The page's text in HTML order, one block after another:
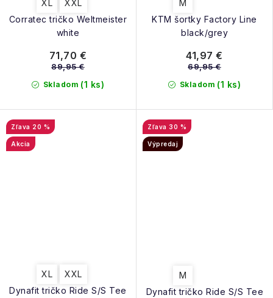
Corratec tričko Weltmeister
white
XL XXL
Skladom (1 ks)
71,70 €
89,95 €
KTM šortky Factory Line
black/grey
M
Skladom (1 ks)
41,97 €
69,95 €
Dynafit tričko Ride S/S Tee
20 %
Akcia
XL XXL
Dynafit tričko Ride S/S Tee
30 %
Výpredaj
M